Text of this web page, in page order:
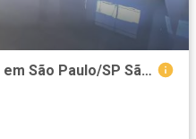
Casa / Sobrado para Venda em São Paulo/SP São Miguel Paulista 2 Quartos